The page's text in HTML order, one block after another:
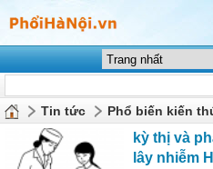
Tin tức Phổ biến kiến
kỳ thị và
lây nhiễm